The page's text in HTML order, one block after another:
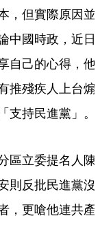
，但實際原因並
中國時政，近日
自己的心得，他
推殘疾人上台煽
持民進黨」。
區立委提名人陳
則反批民進黨沒
，更嗆他連共產